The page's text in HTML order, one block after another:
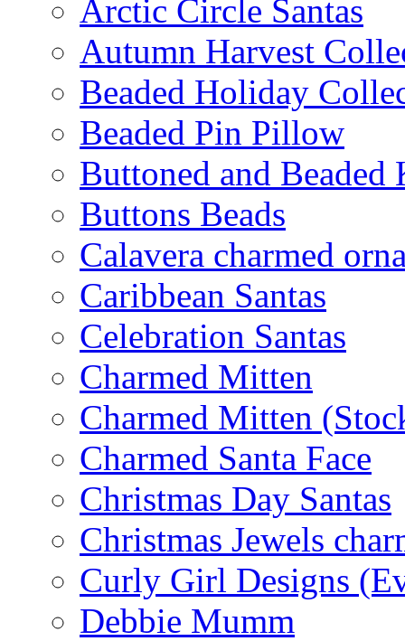
Arctic Circle Santas
Autumn Harvest
Beaded Holiday
Beaded Pin Pillow
Buttoned and Beaded
Buttons Beads
Calavera charmed
Caribbean Santas
Celebration Santas
Charmed Mitten
Charmed Mitten
Charmed Santa Face
Christmas Day Santas
Christmas Jewels
Curly Girl Designs
Debbie Mumm